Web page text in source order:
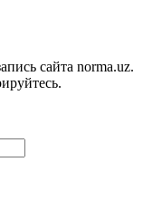
сайта norma.uz.